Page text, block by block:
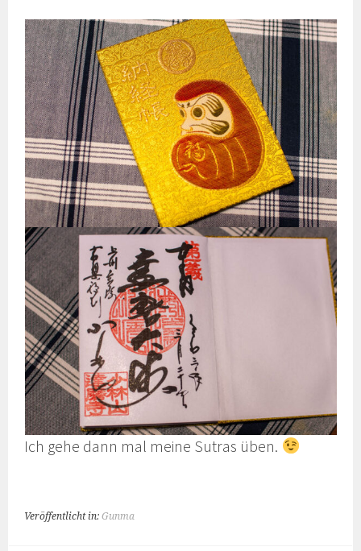
Ich gehe dann mal meine Sutras üben.
Veröffentlicht in:Gunma